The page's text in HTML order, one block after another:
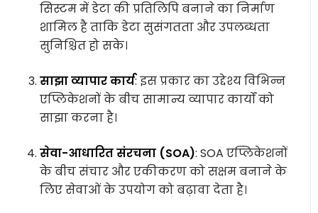
सिस्टम में डेटा की प्रतिलिपि बनाने का निर्माण
शामिल है ताकि डेटा सुसंगतता और उपलब्धता
सुनिश्चित हो सके।
साझा व्यापार कार्य: इस प्रकार का उद्देश्य विभिन्न
एप्लिकेशनों के बीच सामान्य व्यापार कार्यों को
साझा करना है।
सेवा-आधारित संरचना (SOA): SOA एप्लिकेशनों
के बीच संचार और एकीकरण को सक्षम बनाने के
लिए सेवाओं के उपयोग को बढ़ावा देता है।